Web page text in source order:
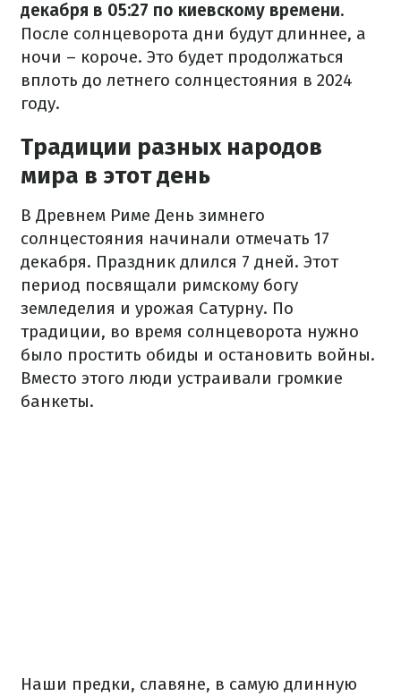
декабря в 05:27 по киевскому времени.
После солнцеворота дни будут длиннее, а
ночи – короче. Это будет продолжаться
вплоть до летнего солнцестояния в 2024
году.
Традиции разных народов
мира в этот день
В Древнем Риме День зимнего
солнцестояния начинали отмечать 17
декабря. Праздник длился 7 дней. Этот
период посвящали римскому богу
земледелия и урожая Сатурну. По
традиции, во время солнцеворота нужно
было простить обиды и остановить войны.
Вместо этого люди устраивали громкие
банкеты.
Наши предки, славяне, в самую длинную